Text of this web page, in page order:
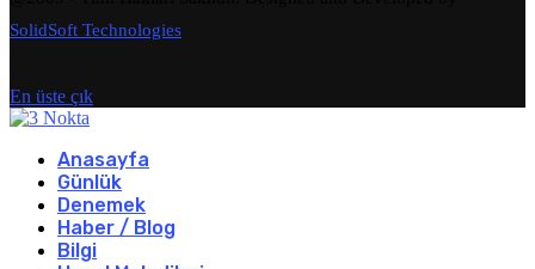
SolidSoft Technologies
En üste çık
Anasayfa
Günlük
Denemek
Haber / Blog
Bilgi